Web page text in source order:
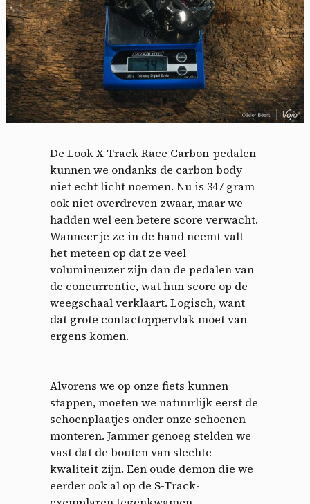
De Look X-Track Race Carbon-pedalen
kunnen we ondanks de carbon body
niet echt licht noemen. Nu is 347 gram
ook niet overdreven zwaar, maar we
hadden wel een betere score verwacht.
Wanneer je ze in de hand neemt valt
het meteen op dat ze veel
volumineuzer zijn dan de pedalen van
de concurrentie, wat hun score op de
weegschaal verklaart. Logisch, want
dat grote contactoppervlak moet van
ergens komen.
Alvorens we op onze fiets kunnen
stappen, moeten we natuurlijk eerst de
schoenplaatjes onder onze schoenen
monteren. Jammer genoeg stelden we
vast dat de bouten van slechte
kwaliteit zijn. Een oude demon die we
eerder ook al op de S-Track-